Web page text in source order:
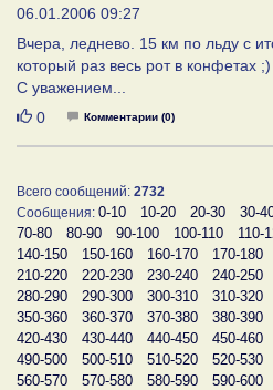
06.01.2006 09:27
Вчера, леднево. 15 км по льду с
который раз весь рот в конфетах ;)
С уважением...
Нравится
0 Комментарии (0)
Всего сообщений: 2732
Сообщения: 0-10 10-20 20-30 30-
70-80
80-90 90-100 100-110 110-
140-150
150-160 160-170 170-180
210-220
220-230 230-240 240-250
280-290
290-300 300-310 310-320
350-360
360-370 370-380 380-390
420-430
430-440 440-450 450-460
490-500
500-510 510-520 520-530
560-570
570-580 580-590 590-600